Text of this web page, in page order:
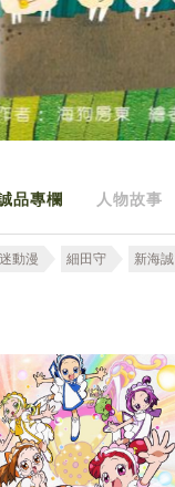
品專欄 人物故事
迷動漫 細田守 新海誠